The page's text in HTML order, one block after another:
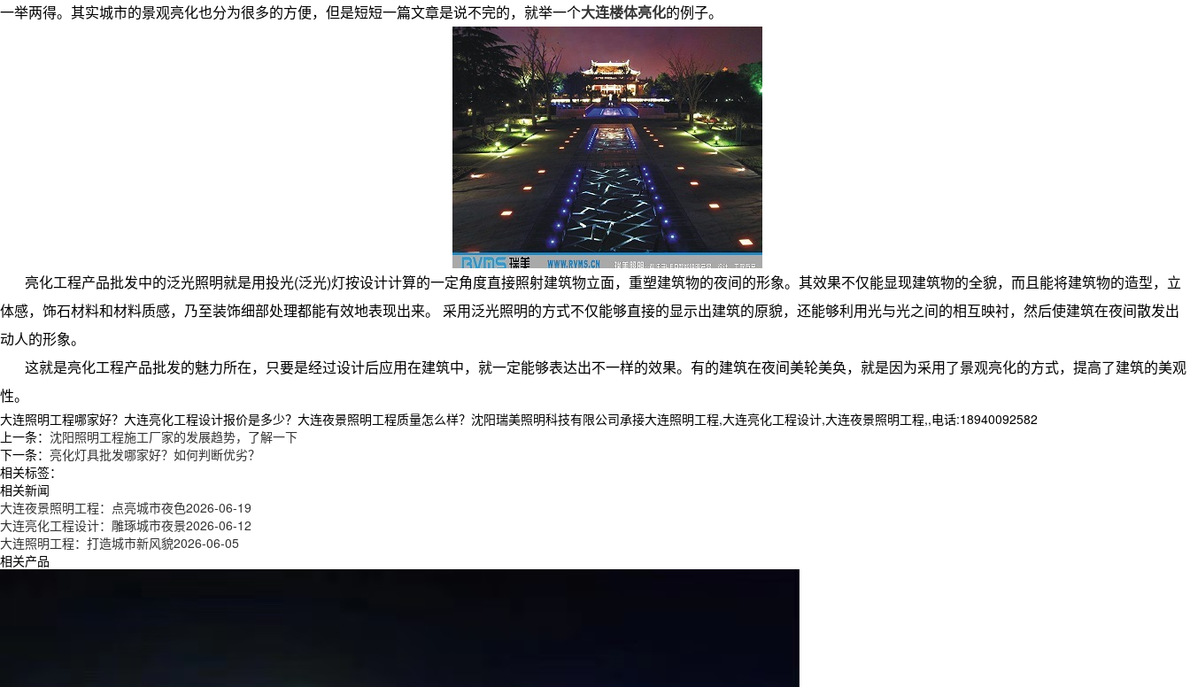
一举两得。其实城市的景观亮化也分为很多的方便，但是短短一篇文章是说不完的，就举一个大连楼体亮化的例子。
亮化工程产品批发中的泛光照明就是用投光(泛光)灯按设计计算的一定角度直接照射建筑物立面，重塑建筑物的夜间的形象。其效果不仅能显现建筑物的全貌，而且能将建筑物的造型，立
体感，饰石材料和材料质感，乃至装饰细部处理都能有效地表现出来。 采用泛光照明的方式不仅能够直接的显示出建筑的原貌，还能够利用光与光之间的相互映衬，然后使建筑在夜间散发出
动人的形象。
这就是亮化工程产品批发的魅力所在，只要是经过设计后应用在建筑中，就一定能够表达出不一样的效果。有的建筑在夜间美轮美奂，就是因为采用了景观亮化的方式，提高了建筑的美观
性。
大连照明工程哪家好？大连亮化工程设计报价是多少？大连夜景照明工程质量怎么样？沈阳瑞美照明科技有限公司承接大连照明工程,大连亮化工程设计,大连夜景照明工程,,电话:18940092582
上一条： 沈阳照明工程施工厂家的发展趋势，了解一下
下一条： 亮化灯具批发哪家好？如何判断优劣？
相关标签：
相关新闻
大连夜景照明工程：点亮城市夜色2026-06-19
大连亮化工程设计：雕琢城市夜景2026-06-12
大连照明工程：打造城市新风貌2026-06-05
相关产品